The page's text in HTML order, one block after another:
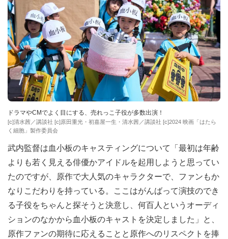
ドラマやCMでよく目にする、売れっこ子役が多数出演！
[c]清水茜／講談社 [c]原田重光・初嘉屋一生・清水茜／講談社 [c]2024 映画「はたら
く細胞」製作委員会
武内監督は血小板のキャスティングについて「最初は年齢
よりも若く見える俳優かアイドルを起用しようと思ってい
たのですが、原作で大人気のキャラクターで、ファンもか
なりこだわりを持っている。ここはがんばって演技のでき
る子役をちゃんと探そうと決意し、何百人というオーディ
ションのなかから血小板のキャストを決定しました」と、
原作ファンの期待に応えることと原作へのリスペクトを捧